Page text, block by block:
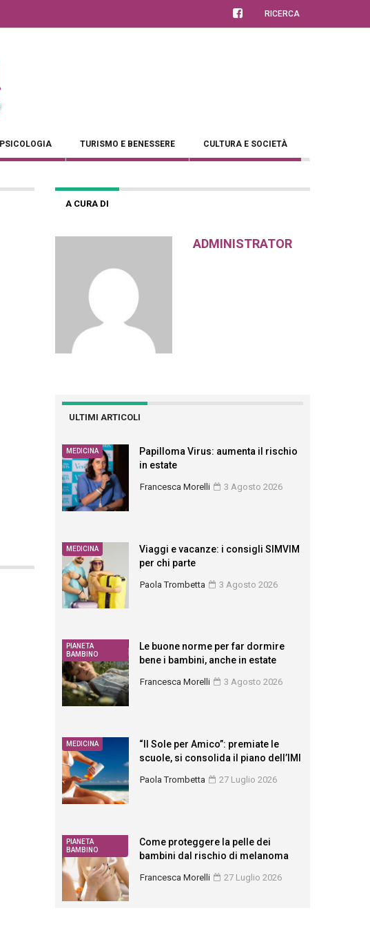
RICERCA
PSICOLOGIA TURISMO E BENESSERE CULTURA E SOCIETÀ
A CURA DI
ADMINISTRATOR
ULTIMI ARTICOLI
MEDICINA
Papilloma Virus: aumenta il rischio
in estate
Francesca Morelli 3 Agosto 2026
MEDICINA
Viaggi e vacanze: i consigli SIMVIM
per chi parte
Paola Trombetta 3 Agosto 2026
PIANETA
BAMBINO
Le buone norme per far dormire
bene i bambini, anche in estate
Francesca Morelli 3 Agosto 2026
MEDICINA
“Il Sole per Amico”: premiate le
scuole, si consolida il piano dell’IMI
Paola Trombetta 27 Luglio 2026
PIANETA
BAMBINO
Come proteggere la pelle dei
bambini dal rischio di melanoma
Francesca Morelli 27 Luglio 2026